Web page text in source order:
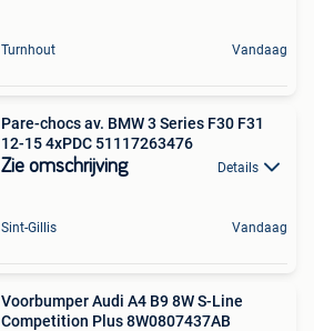
Turnhout Vandaag
Pare-chocs av. BMW 3 Series F30 F31
12-15 4xPDC 51117263476
Zie omschrijving Details
Sint-Gillis Vandaag
Voorbumper Audi A4 B9 8W S-Line
Competition Plus 8W0807437AB